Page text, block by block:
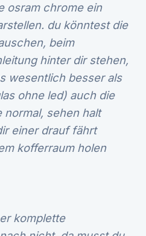
osram chrome ein
du könntest die
beim
hinter dir stehen,
wesentlich besser als
ohne led) auch die
normal, sehen halt
einer drauf fährt
kofferraum holen
komplette